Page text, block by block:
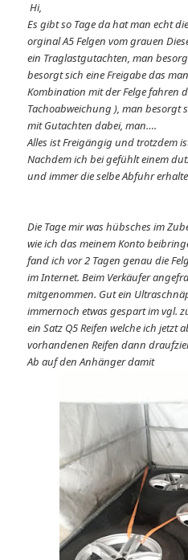
Hi,
Es gibt so Tage da hat man echt
orginal A5 Felgen vom grauen
ein Traglastgutachten, man
besorgt sich eine Freigabe das
Kombination mit der Felge fahren
Tachoabweichung ), man besorgt
mit Gutachten dabei, man….
Alles ist Freigängig und trotzdem
Nachdem ich bei gefühlt einem
und immer die selbe Abfuhr
Die Tage mir was hübsches im
wie ich das meinem Konto
fand ich vor 2 Tagen genau die
im Internet. Beim Verkäufer
mitgenommen. Gut ein
immernoch etwas gespart im vgl.
ein Satz Q5 Reifen welche ich jetzt
vorhandenen Reifen dann
Ab auf den Anhänger damit